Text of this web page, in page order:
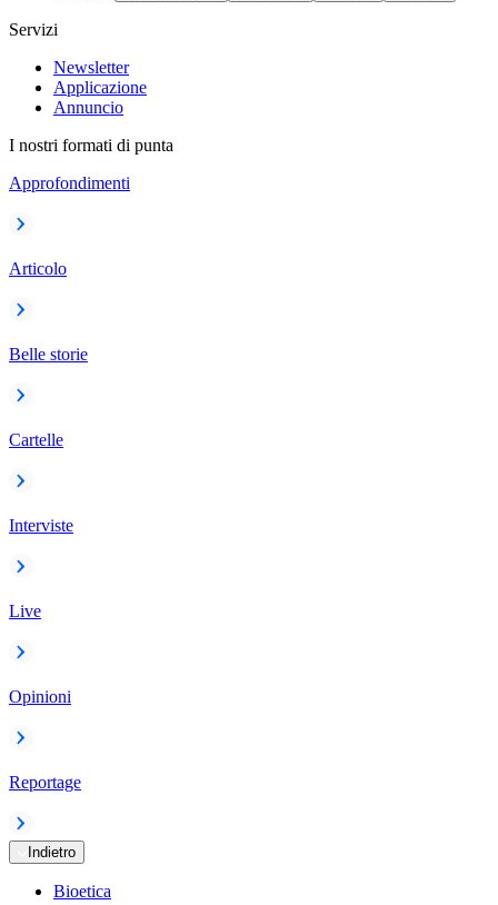
Servizi
Newsletter
Applicazione
Annuncio
I nostri formati di punta
Approfondimenti
Articolo
Belle storie
Cartelle
Interviste
Live
Opinioni
Reportage
Indietro
Bioetica